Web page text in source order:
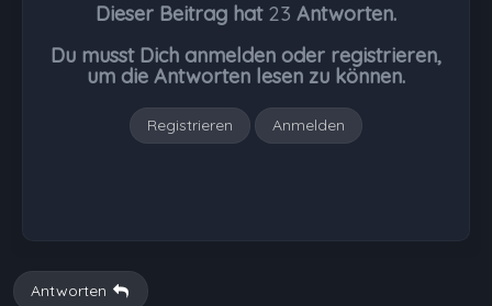
Dieser Beitrag hat 23 Antworten.
Du musst Dich anmelden oder registrieren,
um die Antworten lesen zu können.
Registrieren Anmelden
Antworten